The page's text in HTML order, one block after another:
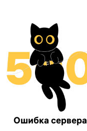
Ошибка сервера